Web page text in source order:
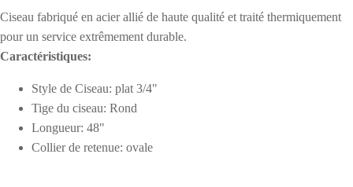
Ciseau fabriqué en acier allié de haute qualité et traité thermiquement
pour un service extrêmement durable.
Caractéristiques:
Style de Ciseau: plat 3/4"
Tige du ciseau: Rond
Longueur: 48"
Collier de retenue: ovale